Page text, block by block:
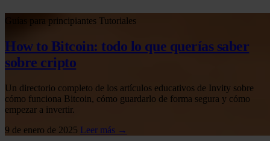
Guías para principiantes Tutoriales
How to Bitcoin: todo lo que querías saber
sobre cripto
Un directorio completo de los artículos educativos de Invity sobre
cómo funciona Bitcoin, cómo guardarlo de forma segura y cómo
empezar a invertir.
9 de enero de 2025 Leer más →